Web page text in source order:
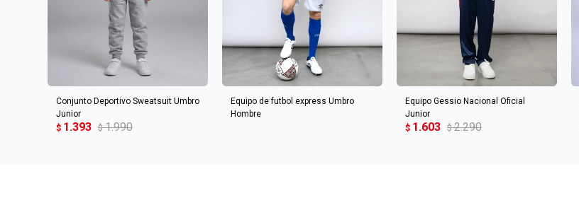
Conjunto Deportivo Sweatsuit Umbro
Junior
$ 1.393 $ 1.990
AGREGAR AL CARRITO
Equipo de futbol express Umbro
Hombre
Equipo Gessio Nacional Oficial
Junior
$ 1.603 $ 2.290
AGREGAR AL CARRITO